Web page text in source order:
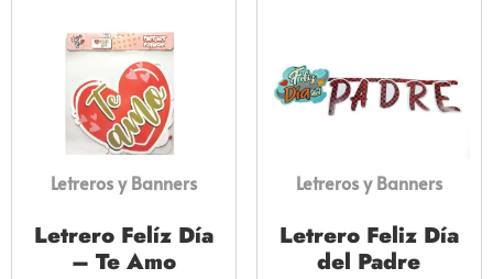
Letreros y Banners
Letrero Felíz Día
– Te Amo
Letreros y Banners
Letrero Feliz Día
del Padre